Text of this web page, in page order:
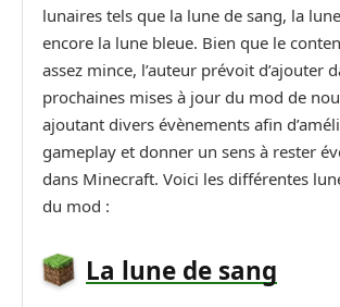
lunaires tels que la lune de sang, la
encore la lune bleue. Bien que le
assez mince, l’auteur prévoit d’ajouter
prochaines mises à jour du mod de
ajoutant divers évènements afin
gameplay et donner un sens à rester
dans Minecraft. Voici les différentes
du mod :
La lune de sang